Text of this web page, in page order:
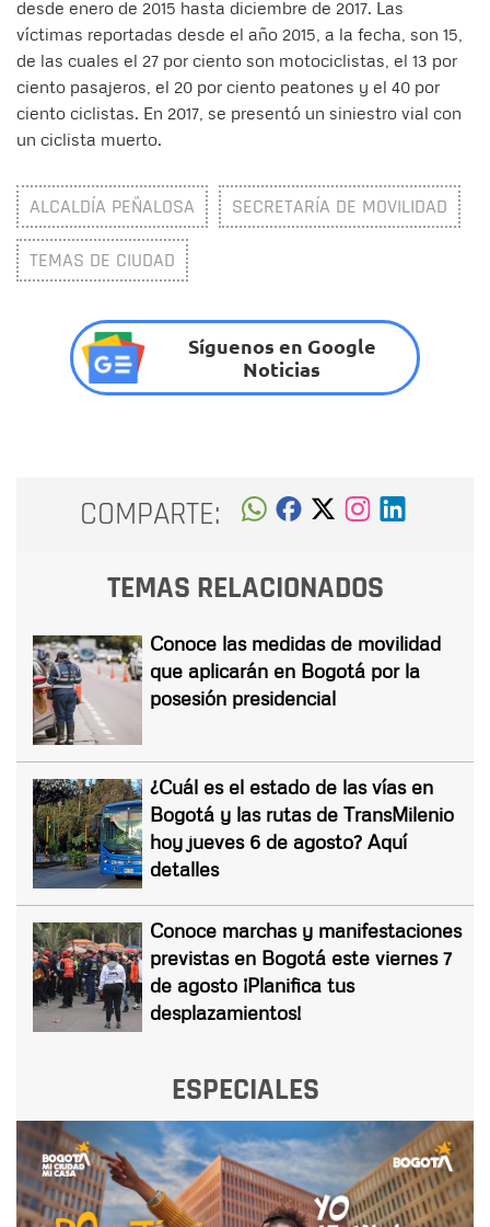
desde enero de 2015 hasta diciembre de 2017. Las
víctimas reportadas desde el año 2015, a la fecha, son 15,
de las cuales el 27 por ciento son motociclistas, el 13 por
ciento pasajeros, el 20 por ciento peatones y el 40 por
ciento ciclistas. En 2017, se presentó un siniestro vial con
un ciclista muerto.
ALCALDÍA PEÑALOSA SECRETARÍA DE MOVILIDAD
TEMAS DE CIUDAD
Síguenos en Google
Noticias
COMPARTE:
TEMAS RELACIONADOS
Conoce las medidas de movilidad
que aplicarán en Bogotá por la
posesión presidencial
¿Cuál es el estado de las vías en
Bogotá y las rutas de TransMilenio
hoy jueves 6 de agosto? Aquí
detalles
Conoce marchas y manifestaciones
previstas en Bogotá este viernes 7
de agosto ¡Planifica tus
desplazamientos!
ESPECIALES